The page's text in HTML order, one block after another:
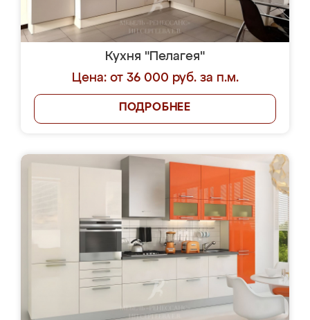
Кухня "Пелагея"
Цена: от 36 000 руб. за п.м.
ПОДРОБНЕЕ